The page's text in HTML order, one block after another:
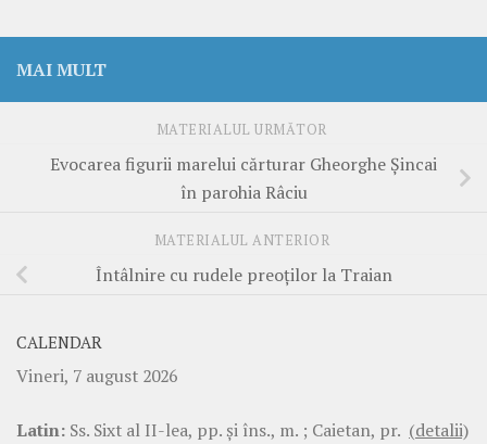
MAI MULT
MATERIALUL URMĂTOR
Evocarea figurii marelui cărturar Gheorghe Șincai
în parohia Râciu
MATERIALUL ANTERIOR
Întâlnire cu rudele preoților la Traian
CALENDAR
Vineri, 7 august 2026
Latin: Ss. Sixt al II-lea, pp. şi îns., m. ; Caietan, pr. (detalii)